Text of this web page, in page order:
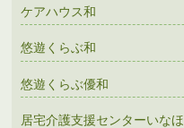
ケアハウス和
悠遊くらぶ和
悠遊くらぶ優和
居宅介護支援センターいなほ